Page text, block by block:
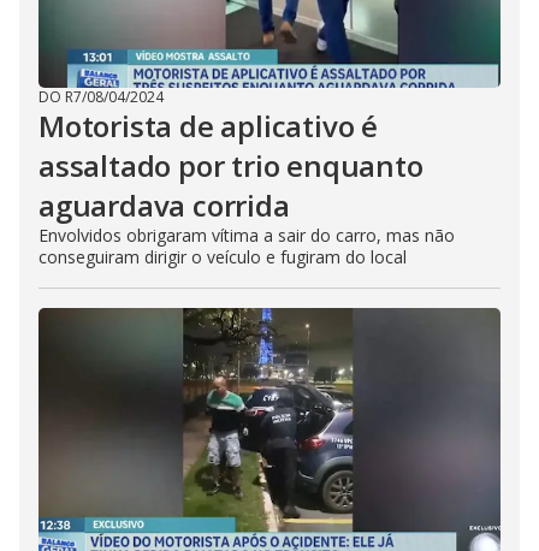
DO R7/08/04/2024
Motorista de aplicativo é
assaltado por trio enquanto
aguardava corrida
Envolvidos obrigaram vítima a sair do carro, mas não
conseguiram dirigir o veículo e fugiram do local